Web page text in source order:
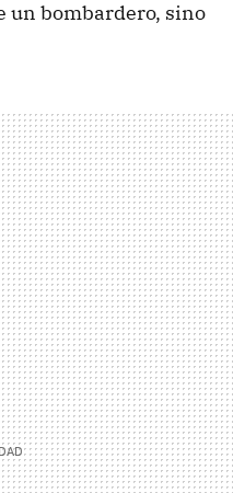
un bombardero, sino